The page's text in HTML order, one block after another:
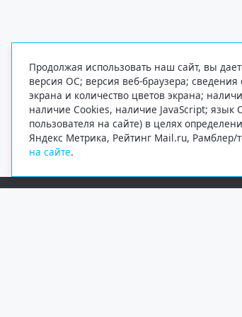
Продолжая использовать наш сайт, вы
версия ОС; версия веб-браузера;
экрана и количество цветов экрана;
наличие Cookies, наличие JavaScript; язык
пользователя на сайте) в целях
Яндекс Метрика, Рейтинг Mail.ru, Рамблер/
на сайте.